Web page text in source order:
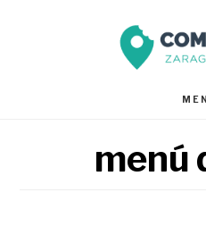
menú